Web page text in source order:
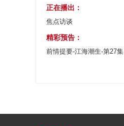
正在播出：
焦点访谈
精彩预告：
前情提要-江海潮生-第27集